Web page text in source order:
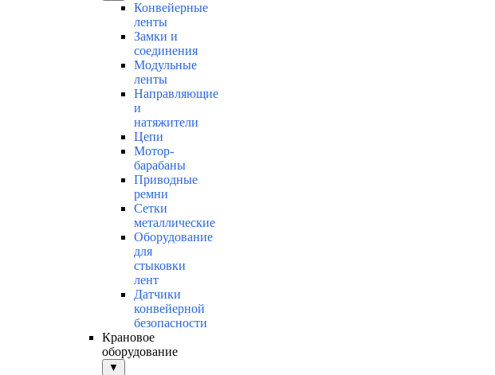
Конвейерные
ленты
Замки и
соединения
Модульные
ленты
Направляющие
и
натяжители
Цепи
Мотор-
барабаны
Приводные
ремни
Сетки
металлические
Оборудование
для
стыковки
лент
Датчики
конвейерной
безопасности
Крановое
оборудование
▼